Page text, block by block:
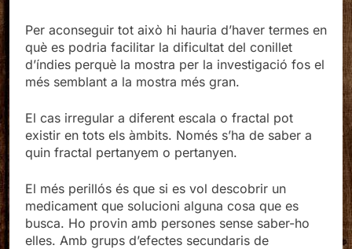
Per aconseguir tot això hi hauria d’haver termes en
què es podria facilitar la dificultat del conillet
d’índies perquè la mostra per la investigació fos el
més semblant a la mostra més gran.
El cas irregular a diferent escala o fractal pot
existir en tots els àmbits. Només s’ha de saber a
quin fractal pertanyem o pertanyen.
El més perillós és que si es vol descobrir un
medicament que solucioni alguna cosa que es
busca. Ho provin amb persones sense saber-ho
elles. Amb grups d’efectes secundaris de